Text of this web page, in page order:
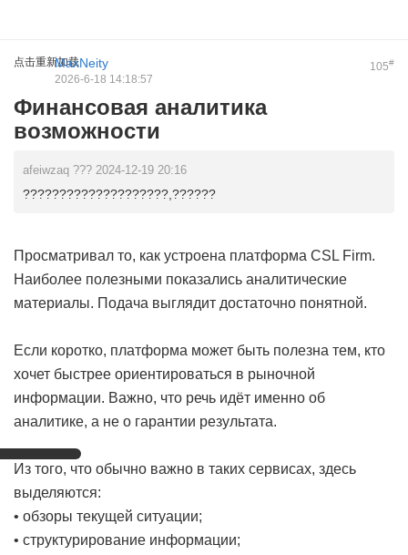
点击重新加载 105#
MaxNeity
2026-6-18 14:18:57
Финансовая аналитика
возможности
afeiwzaq ??? 2024-12-19 20:16
????????????????????,??????
Просматривал то, как устроена платформа CSL Firm.
Наиболее полезными показались аналитические
материалы. Подача выглядит достаточно понятной.
Если коротко, платформа может быть полезна тем, кто
хочет быстрее ориентироваться в рыночной
информации. Важно, что речь идёт именно об
аналитике, а не о гарантии результата.
Из того, что обычно важно в таких сервисах, здесь
выделяются:
• обзоры текущей ситуации;
• структурирование информации;